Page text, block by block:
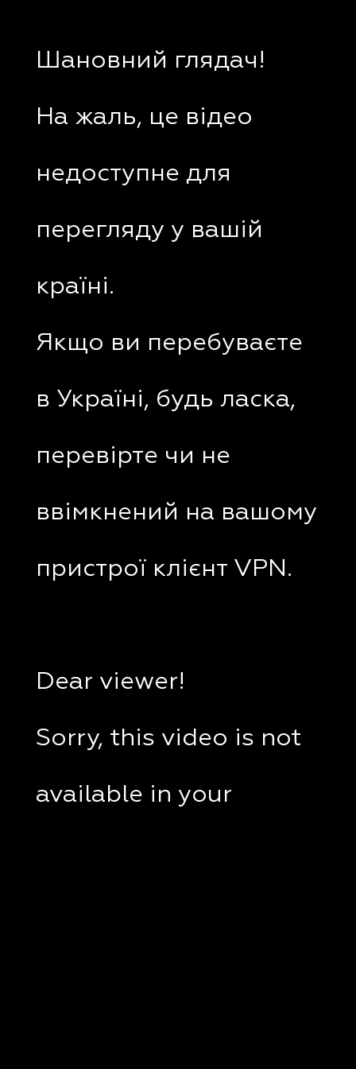
Шановний глядач!
На жаль, це відео
недоступне для
перегляду у вашій
країні.
Якщо ви перебуваєте
в Україні, будь ласка,
перевірте чи не
ввімкнений на вашому
пристрої клієнт VPN.
Dear viewer!
Sorry, this video is not
available in your